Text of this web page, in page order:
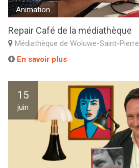
Animation
Repair Café de la médiathèque
Médiathèque de Woluwe-Saint-Pierre
En savoir plus
15
juin